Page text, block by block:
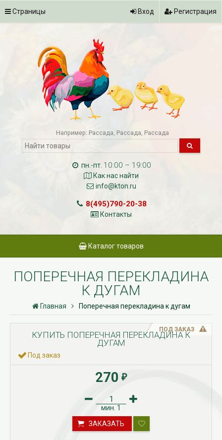
Страницы Вход Регистрация
Например: Рассада Рассада Рассада
пн.-пт. 10:00 – 19:00
Как нас найти
info@kton.ru
8(495)790-20-38
Контакты
Каталог товаров
ПОПЕРЕЧНАЯ ПЕРЕКЛАДИНА
К ДУГАМ
Главная Поперечная перекладина к дугам
ПОД ЗАКАЗ
КУПИТЬ ПОПЕРЕЧНАЯ ПЕРЕКЛАДИНА К
ДУГАМ
Под заказ
270 ₽
мин. 1
ЗАКАЗАТЬ